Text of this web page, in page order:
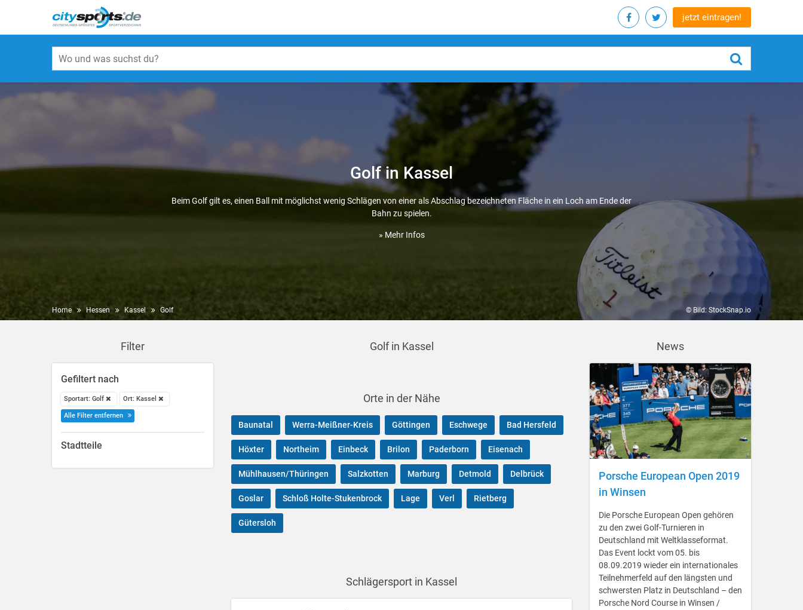
jetzt eintragen!
Golf in Kassel
Beim Golf gilt es, einen Ball mit möglichst wenig Schlägen von einer als Abschlag bezeichneten Fläche in ein Loch am Ende der
Bahn zu spielen.
» Mehr Infos
Home Hessen Kassel Golf © Bild: StockSnap.io
Filter
Gefiltert nach
Sportart: Golf Ort: Kassel
Alle Filter entfernen
Stadtteile
Golf in Kassel
Orte in der Nähe
Baunatal Werra-Meißner-Kreis Göttingen Eschwege Bad Hersfeld
Höxter Northeim Einbeck Brilon Paderborn Eisenach
Mühlhausen/Thüringen Salzkotten Marburg Detmold Delbrück
Goslar Schloß Holte-Stukenbrock Lage Verl Rietberg
Gütersloh
Schlägersport in Kassel
News
Porsche European Open 2019
in Winsen
Die Porsche European Open gehören
zu den zwei Golf-Turnieren in
Deutschland mit Weltklasseformat.
Das Event lockt vom 05. bis
08.09.2019 wieder ein internationales
Teilnehmerfeld auf den längsten und
schwersten Platz in Deutschland – den
Porsche Nord Course in Winsen /